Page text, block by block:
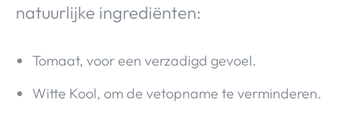
natuurlijke ingrediënten:
Tomaat, voor een verzadigd gevoel.
Witte Kool, om de vetopname te verminderen.